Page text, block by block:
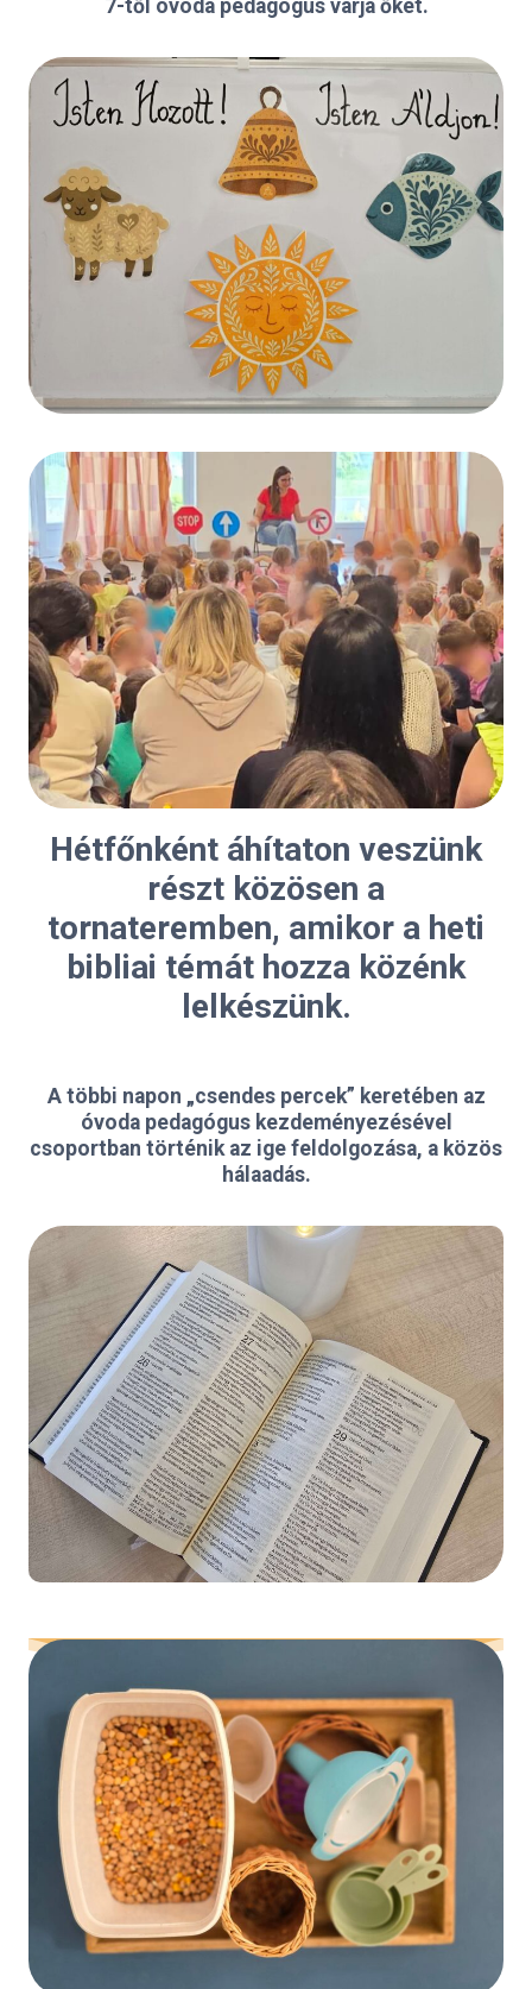
7-től óvoda pedagógus várja őket.
Hétfőnként áhítaton veszünk
részt közösen a
tornateremben, amikor a heti
bibliai témát hozza közénk
lelkészünk.
A többi napon „csendes percek” keretében az
óvoda pedagógus kezdeményezésével
csoportban történik az ige feldolgozása, a közös
hálaadás.